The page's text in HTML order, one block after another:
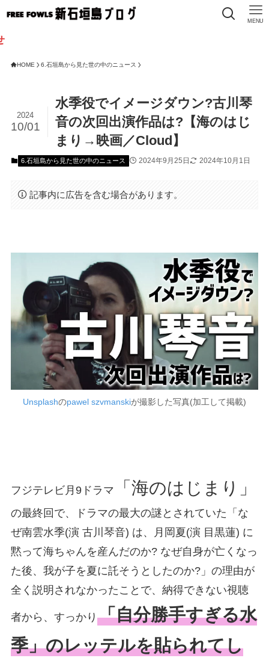
MENU
HOME 6.石垣島から見た世の中のニュース
水季役でイメージダウン?古川琴
音の次回出演作品は?【海のはじ
まり→映画／Cloud】
2024
10/01
6.石垣島から見た世の中のニュース 2024年9月25日 2024年10月1日
記事内に広告を含む場合があります。
Unsplashのpawel szvmanskiが撮影した写真(加工して掲載)
フジテレビ月9ドラマ 「海のはじまり」
の最終回で、ドラマの最大の謎とされていた「な
ぜ南雲水季(演 古川琴音) は、月岡夏(演 目黒蓮) に
黙って海ちゃんを産んだのか? なぜ自身が亡くなっ
た後、我が子を夏に託そうとしたのか?」の理由が
全く説明されなかったことで、納得できない視聴
者から、すっかり 「自分勝手すぎる水
季」のレッテルを貼られてし